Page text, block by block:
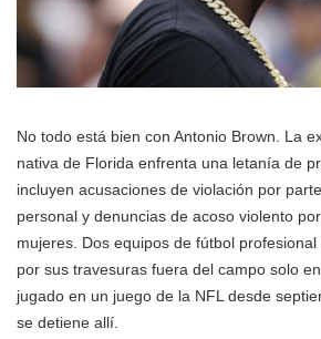
No todo está bien con Antonio Brown. La
nativa de Florida enfrenta una letanía de
incluyen acusaciones de violación por
personal y denuncias de acoso violento
mujeres. Dos equipos de fútbol
por sus travesuras fuera del campo solo
jugado en un juego de la NFL desde
se detiene allí.